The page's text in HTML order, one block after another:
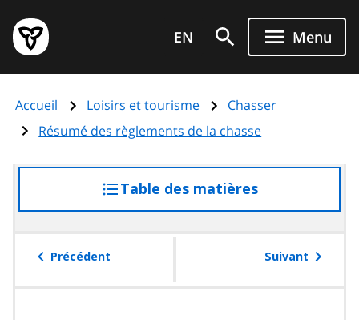
au
contenu
principal
Page
d'accueil
de
l'Ontario
EN Menu
Accueil Loisirs et tourisme
Chasser
Résumé des règlements de la chasse
Table des matières
à
table
Précédent Suivant